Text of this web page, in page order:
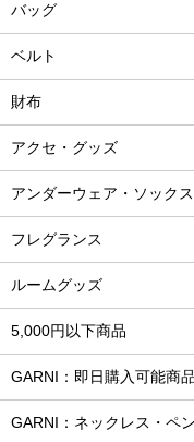
バッグ
ベルト
財布
アクセ・グッズ
アンダーウェア・ソックス
フレグランス
ルームグッズ
5,000円以下商品
GARNI：即日購入可能商品
GARNI：ネックレス・ペ